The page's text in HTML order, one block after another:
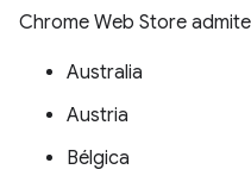
Chrome Web Store
Australia
Austria
Bélgica